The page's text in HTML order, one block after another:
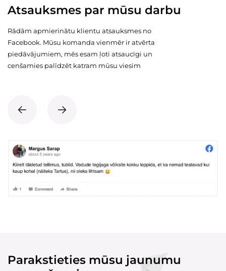
Atsauksmes par mūsu darbu
Rādām apmierinātu klientu atsauksmes no
Facebook. Mūsu komanda vienmēr ir atvērta
piedāvājumiem, mēs esam ļoti atsaucīgi un
cenšamies palīdzēt katram mūsu viesim
Parakstieties mūsu jaunumu